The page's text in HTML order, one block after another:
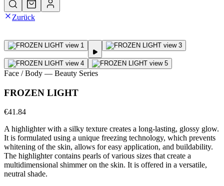
Zurück
Face / Body — Beauty Series
FROZEN LIGHT
€41.84
A highlighter with a silky texture creates a long-lasting, glossy glow.
It is formulated using a unique freezing technology, which prevents
whitening of the skin, allows for easy application, and buildability.
The highlighter contains pearls of various sizes that create a
multidimensional shimmer on the skin. It is offered in a versatile,
neutral shade.